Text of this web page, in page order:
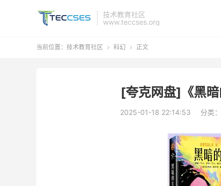
技术教育社区
www.teccses.org
当前位置： 技术教育社区  科幻  正文
[夸克网盘]《黑
2025-01-18 22:14:53 分类：